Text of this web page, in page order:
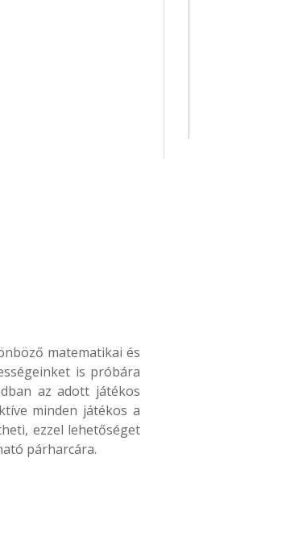
matematikai és
is próbára
az adott játékos
minden játékos a
ezzel lehetőséget
párharcára.